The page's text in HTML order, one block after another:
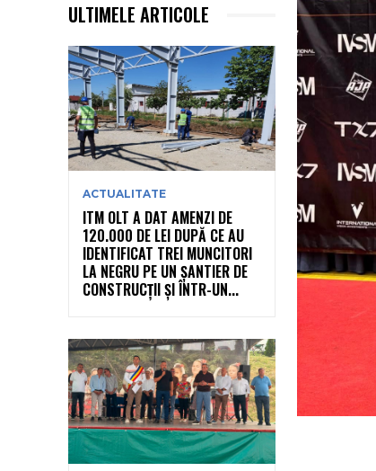
ULTIMELE ARTICOLE
ACTUALITATE
ITM OLT A DAT AMENZI DE
120.000 DE LEI DUPĂ CE AU
IDENTIFICAT TREI MUNCITORI
LA NEGRU PE UN ȘANTIER DE
CONSTRUCȚII ȘI ÎNTR-UN...